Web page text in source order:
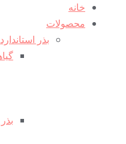
خانه
محصولات
بذر استاندارد